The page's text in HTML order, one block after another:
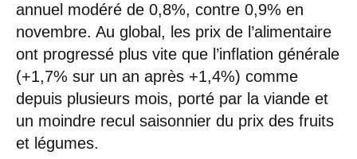
annuel modéré de 0,8%, contre 0,9% en
novembre. Au global, les prix de l’alimentaire
ont progressé plus vite que l’inflation générale
(+1,7% sur un an après +1,4%) comme
depuis plusieurs mois, porté par la viande et
un moindre recul saisonnier du prix des fruits
et légumes.